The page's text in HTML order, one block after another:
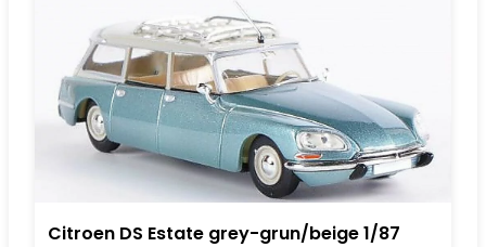
Citroen DS Estate grey-grun/beige 1/87